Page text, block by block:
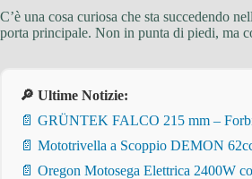
C’è una cosa curiosa che sta succedendo
porta principale. Non in punta di piedi, ma
🔎 Ultime Notizie:
📄 GRÜNTEK FALCO 215 mm –
📄 Mototrivella a Scoppio DEMON
📄 Oregon Motosega Elettrica 2400W